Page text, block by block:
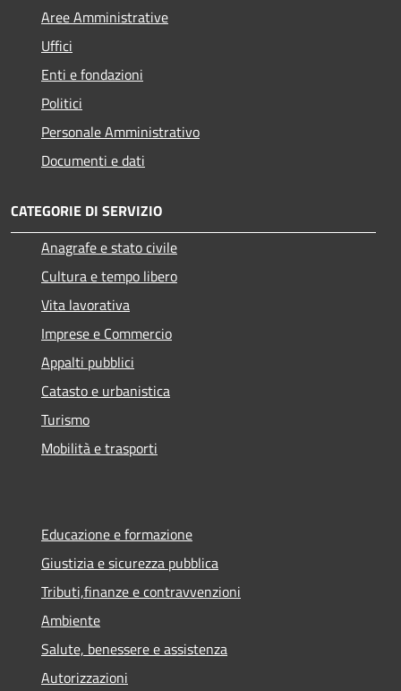
Aree Amministrative
Uffici
Enti e fondazioni
Politici
Personale Amministrativo
Documenti e dati
CATEGORIE DI SERVIZIO
Anagrafe e stato civile
Cultura e tempo libero
Vita lavorativa
Imprese e Commercio
Appalti pubblici
Catasto e urbanistica
Turismo
Mobilità e trasporti
Educazione e formazione
Giustizia e sicurezza pubblica
Tributi,finanze e contravvenzioni
Ambiente
Salute, benessere e assistenza
Autorizzazioni